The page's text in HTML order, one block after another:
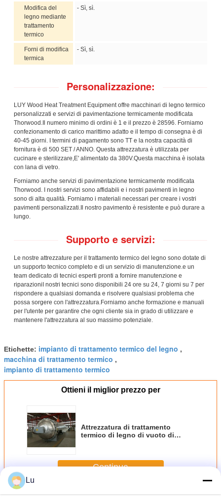
Modifica del
legno mediante
trattamento
termico
- Sì, sì.
Forni di modifica
termica
- Sì, sì.
Personalizzazione:
LUY Wood Heat Treatment Equipment offre macchinari di legno termico
personalizzati e servizi di pavimentazione termicamente modificata
Thorwood.Il numero minimo di ordini è 1 e il prezzo è 28596. Forniamo
confezionamento di carico marittimo adatto e il tempo di consegna è di
40-45 giorni. I termini di pagamento sono TT e la nostra capacità di
fornitura è di 500 SET / ANNO. Questa attrezzatura è utilizzata per
cucinare e sterilizzare,E' alimentato da 380V.Questa macchina è isolata
con lana di vetro.
Forniamo anche servizi di pavimentazione termicamente modificata
Thorwood. I nostri servizi sono affidabili e i nostri pavimenti in legno
sono di alta qualità. Forniamo i materiali necessari per creare i vostri
pavimenti personalizzati.Il nostro pavimento è resistente e può durare a
lungo.
Supporto e servizi:
Le nostre attrezzature per il trattamento termico del legno sono dotate di
un supporto tecnico completo e di un servizio di manutenzione.e un
team dedicato di tecnici esperti pronti a fornire manutenzione e
riparazioniI nostri tecnici sono disponibili 24 ore su 24, 7 giorni su 7 per
rispondere a qualsiasi domanda e risolvere qualsiasi problema che
possa sorgere con l'attrezzatura.Forniamo anche formazione e manuali
per l'utente per garantire che ogni cliente sia in grado di utilizzare e
mantenere l'attrezzatura al suo massimo potenziale.
Etichette: impianto di trattamento termico del legno ,
macchina di trattamento termico ,
impianto di trattamento termico
Ottieni il miglior prezzo per
Attrezzatura di trattamento
termico di legno di vuoto di
Continua
PiùAttrezzatura di trattamento termico di legno
Lu